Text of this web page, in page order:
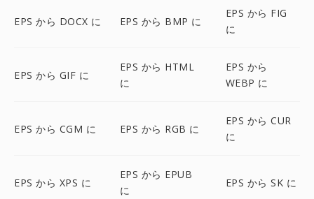
EPS から DOCX に EPS から BMP に
EPS から FIG
に
EPS から GIF に
EPS から HTML
に
EPS から
WEBP に
EPS から CGM に EPS から RGB に
EPS から CUR
に
EPS から XPS に
EPS から EPUB
に
EPS から SK に